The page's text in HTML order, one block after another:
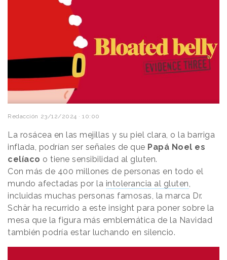
Redacción 23/12/2024 · 10:00
La rosácea en las mejillas y su piel clara, o la barriga
inflada, podrían ser señales de que Papá Noel es
celíaco o tiene sensibilidad al gluten.
Con más de 400 millones de personas en todo el
mundo afectadas por la intolerancia al gluten,
incluidas muchas personas famosas, la marca Dr.
Schär ha recurrido a este insight para poner sobre la
mesa que la figura más emblemática de la Navidad
también podría estar luchando en silencio.